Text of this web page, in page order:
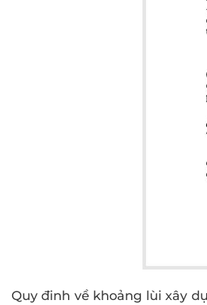
Quy đinh về khoảng lùi xây